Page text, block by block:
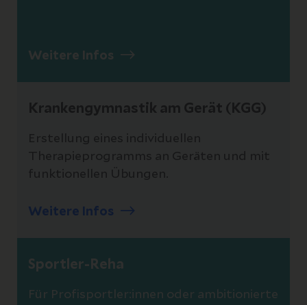
Weitere Infos
Krankengymnastik am Gerät (KGG)
Erstellung eines individuellen
Therapieprogramms an Geräten und mit
funktionellen Übungen.
Weitere Infos
Sportler-Reha
Für Profisportler:innen oder ambitionierte